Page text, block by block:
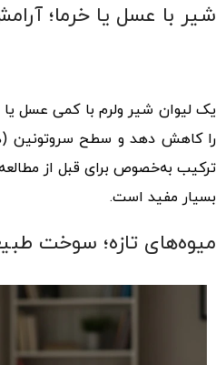
شیر با عسل یا خرما؛
یک لیوان شیر ولرم با کمی عسل
را کاهش دهد و سطح سروتونین
ترکیب به‌خصوص برای قبل از
بسیار مفید است.
میوه‌های تازه؛ سوخت